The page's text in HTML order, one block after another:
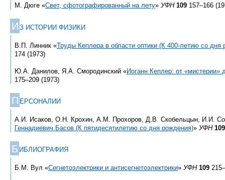
М. Дюге «Свет, сфотографированный на лету» УФН 109 157–166
И З ИСТОРИИ ФИЗИКИ
В.П. Линник «Труды Кеплера в области оптики (К 400-летию со дня
174 (1973)
Ю.А. Данилов, Я.А. Смородинский «Иоганн Кеплер: от «мистерии»
175–209 (1973)
П ЕРСОНАЛИИ
А.И. Исаков, О.Н. Крохин, А.М. Прохоров, Д.В. Скобельцын, И.И.
Геннадиевич Басов (К пятидесятилетию со дня рождения)» УФН 109
Б ИБЛИОГРАФИЯ
Б.М. Вул «Сегнетоэлектрики и антисегнетоэлектрики» УФН 109